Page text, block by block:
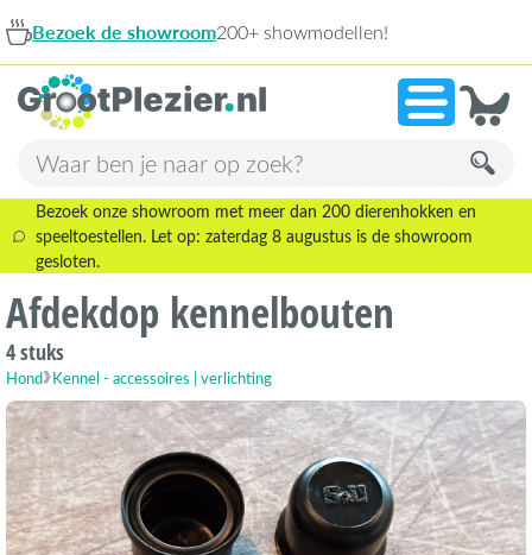
Bezoek de showroom200+ showmodellen!
Bezoek onze showroom met meer dan 200 dierenhokken en
speeltoestellen. Let op: zaterdag 8 augustus is de showroom
gesloten.
Afdekdop kennelbouten
4 stuks
Hond Kennel - accessoires | verlichting